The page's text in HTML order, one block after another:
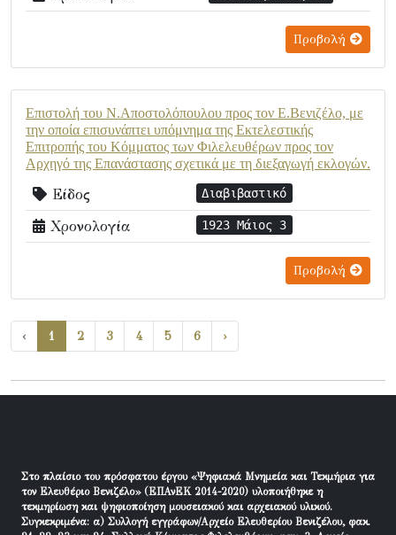
Προβολή
Επιστολή του Ν.Αποστολόπουλου προς τον Ε.Βενιζέλο, με
την οποία επισυνάπτει υπόμνημα της Εκτελεστικής
Επιτροπής του Κόμματος των Φιλελευθέρων προς τον
Αρχηγό της Επανάστασης σχετικά με τη διεξαγωγή εκλογών.
Είδος Διαβιβαστικό
Χρονολογία 1923 Μάιος 3
Προβολή
‹ 1 2 3 4 5 6 ›
Στο πλαίσιο του πρόσφατου έργου «Ψηφιακά Μνημεία και Τεκμήρια για
τον Ελευθέριο Βενιζέλο» (ΕΠΑνΕΚ 2014-2020) υλοποιήθηκε η
τεκμηρίωση και ψηφιοποίηση μουσειακού και αρχειακού υλικού.
Συγκεκριμένα: α) Συλλογή εγγράφων/Αρχείο Ελευθερίου Βενιζέλου, φακ.